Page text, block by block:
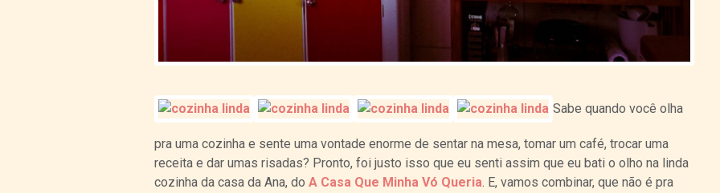
Sabe quando você olha
pra uma cozinha e sente uma vontade enorme de sentar na mesa, tomar um café, trocar uma
receita e dar umas risadas? Pronto, foi justo isso que eu senti assim que eu bati o olho na linda
cozinha da casa da Ana, do A Casa Que Minha Vó Queria. E, vamos combinar, que não é pra